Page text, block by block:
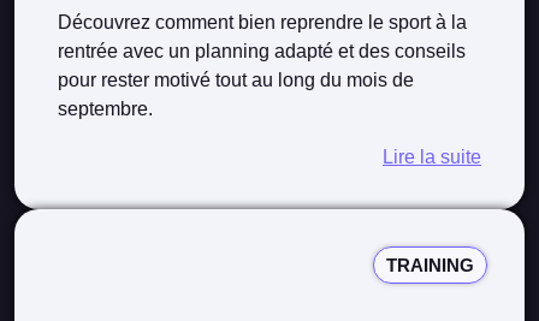
Découvrez comment bien reprendre le sport à la
rentrée avec un planning adapté et des conseils
pour rester motivé tout au long du mois de
septembre.
Lire la suite
TRAINING